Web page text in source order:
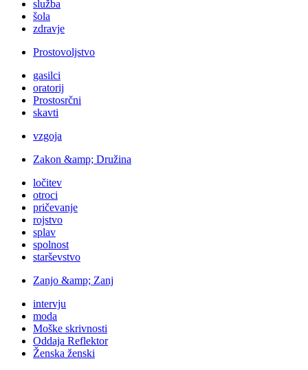
služba
šola
zdravje
Prostovoljstvo
gasilci
oratorij
Prostosrčni
skavti
vzgoja
Zakon &amp; Družina
ločitev
otroci
pričevanje
rojstvo
splav
spolnost
starševstvo
Zanjo &amp; Zanj
intervju
moda
Moške skrivnosti
Oddaja Reflektor
Ženska ženski